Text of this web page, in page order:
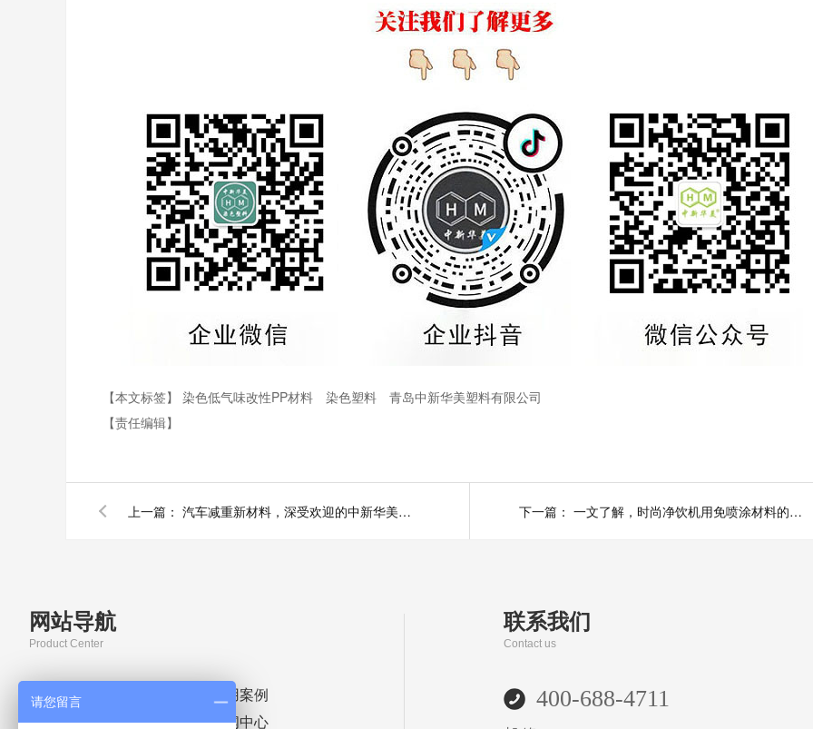
【本文标签】 染色低气味改性PP材料 染色塑料
青岛中新华美塑料有限公司
【责任编辑】
上一篇： 汽车减重新材料，深受欢迎的中新华美改性尼龙材料有哪些性能优势？ 下一篇： 一文了解，时尚净饮机用免喷涂材料的优点
网站导航
Product Center
首页
应用案例
染色塑料颗粒
新闻中心
联系我们
Contact us
400-688-4711
请您留言